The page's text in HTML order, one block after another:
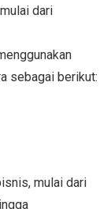
dari
sebagai berikut:
mulai dari